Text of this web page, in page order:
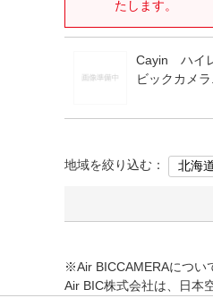
たします。
Cayin ハイ
ビックカメ
地域を絞り込む：
※Air BICCAMERAについ
Air BIC株式会社は、日本